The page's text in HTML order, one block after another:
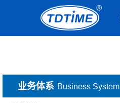
业务体系 Business System